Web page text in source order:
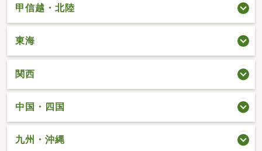
甲信越・北陸
東海
関西
中国・四国
九州・沖縄